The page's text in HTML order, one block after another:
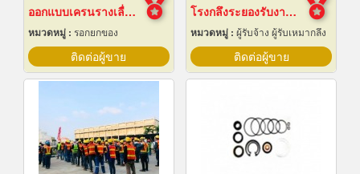
ออกแบบเครนรางเลื่อนไฟฟ้า
หมวดหมู่ : รอกยกของ
ติดต่อผู้ขาย
โรงกลึงระยองรับงานผลิตด่วน
หมวดหมู่ : ผู้รับจ้าง ผู้รับเหมากลึง
ติดต่อผู้ขาย